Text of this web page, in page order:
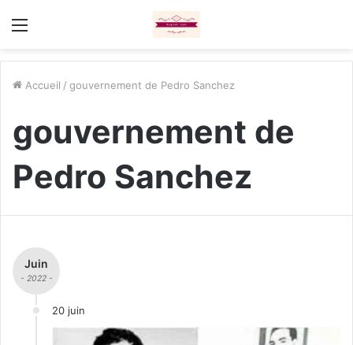
Menu
Accueil / gouvernement de Pedro Sanchez
gouvernement de
Pedro Sanchez
Juin
- 2022 -
20 juin